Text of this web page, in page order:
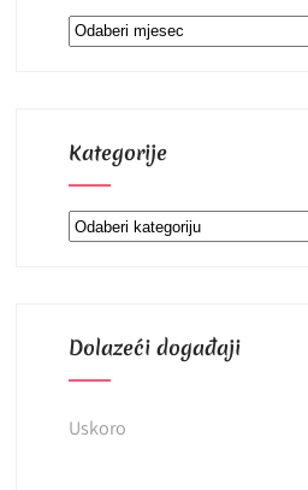
Arhiva
Kategorije
Kategorije
Dolazeći događaji
Uskoro